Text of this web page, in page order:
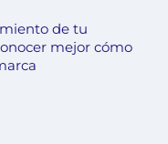
de tu
mejor cómo